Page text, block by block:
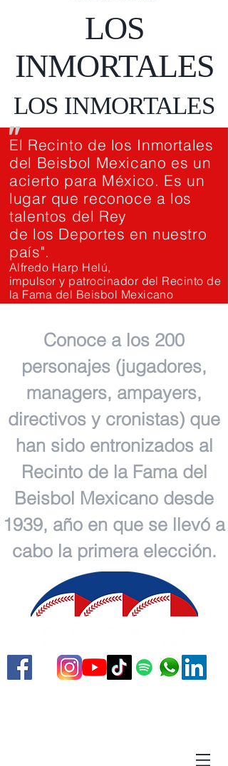
LOS
INMORTALES
LOS INMORTALES
El Recinto de los Inmortales
del Beisbol Mexicano es un
acierto para México. Es un
lugar que reconoce a los
talentos del Rey
de los Deportes en nuestro
país".
Alfredo Harp Helú,
impulsor y patrocinador del Recinto de
la Fama del Beisbol Mexicano
"
Conoce a los 200
personajes (jugadores,
managers, ampayers,
directivos y cronistas) que
han sido entronizados al
Recinto de la Fama del
Beisbol Mexicano desde
1939, año en que se llevó a
cabo la primera elección.